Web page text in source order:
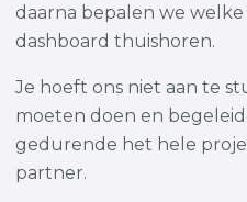
daarna bepalen we
dashboard thuishoren.
Je hoeft ons niet aan te
moeten doen en
gedurende het hele
partner.